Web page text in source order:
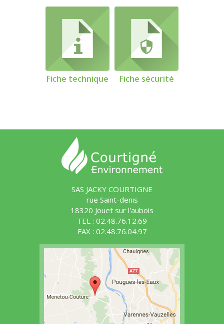
Fiche technique Fiche sécurité
SAS JACKY COURTIGNE
rue Saint-denis
18320 Jouet sur l'aubois
TEL : 02.48.76.12.69
FAX : 02.48.76.04.97